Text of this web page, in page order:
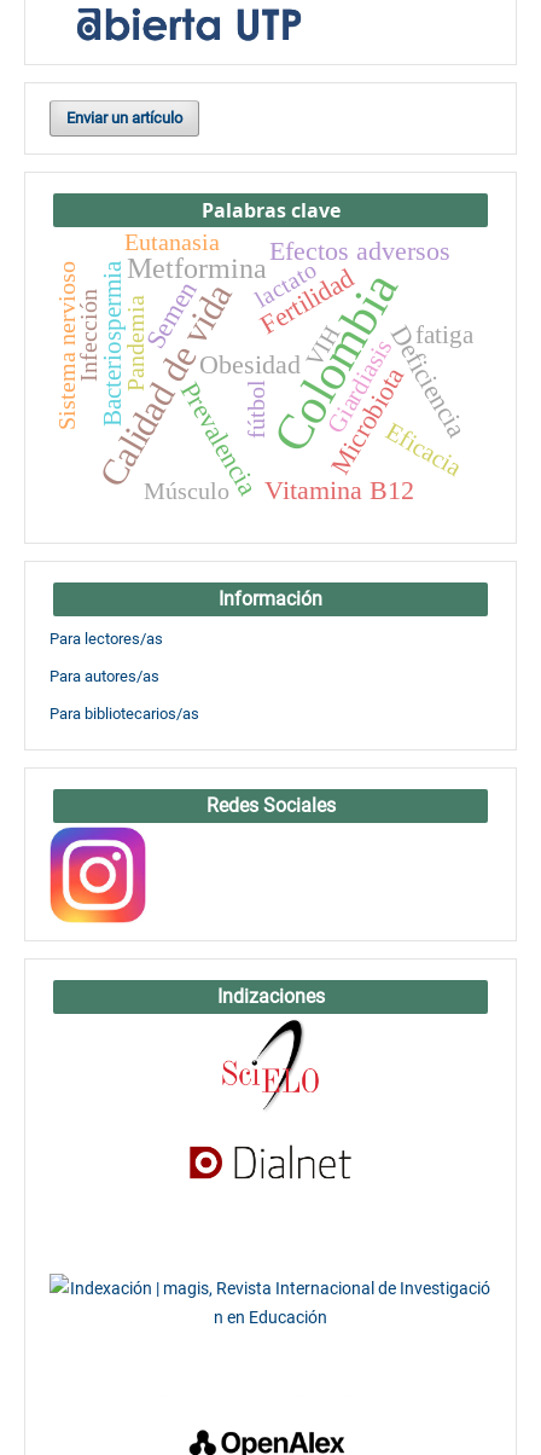
Enviar un artículo
Palabras clave
Colombia
Calidad de vida
Metformina
Microbiota
Obesidad
Semen Fertilidad
PrevalenciaVitamina B12
Deficiencia
Efectos adversos
fatiga
Giardiasis
Eficacia
Bacteriospermia VIH
Músculo
fútbol
lactato
Eutanasia
Infección
Sistema nervioso Pandemia
Información
Para lectores/as
Para autores/as
Para bibliotecarios/as
Redes Sociales
Indizaciones